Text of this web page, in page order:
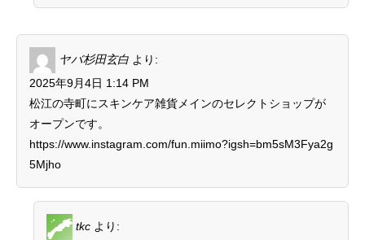
ヤバ杉田玄白 より:
2025年9月4日 1:14 PM
松江の寺町にスキンケア雑貨メインのセレクトショップが
オープンです。
https://www.instagram.com/fun.miimo?igsh=bm5sM3Fya2g
5Mjho
tkc より: